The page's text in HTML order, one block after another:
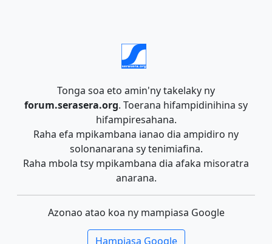
Tonga soa eto amin'ny takelaky ny
forum.serasera.org. Toerana hifampidinihina sy
hifampiresahana.
Raha efa mpikambana ianao dia ampidiro ny
solonanarana sy tenimiafina.
Raha mbola tsy mpikambana dia afaka misoratra
anarana.
Azonao atao koa ny mampiasa Google
Hampiasa Google